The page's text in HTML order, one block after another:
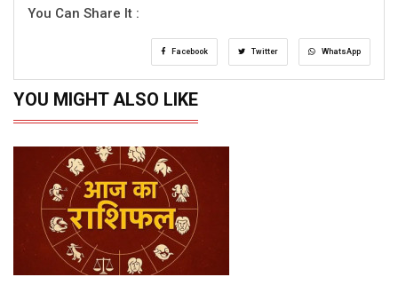
You Can Share It :
Facebook Twitter WhatsApp
YOU MIGHT ALSO LIKE